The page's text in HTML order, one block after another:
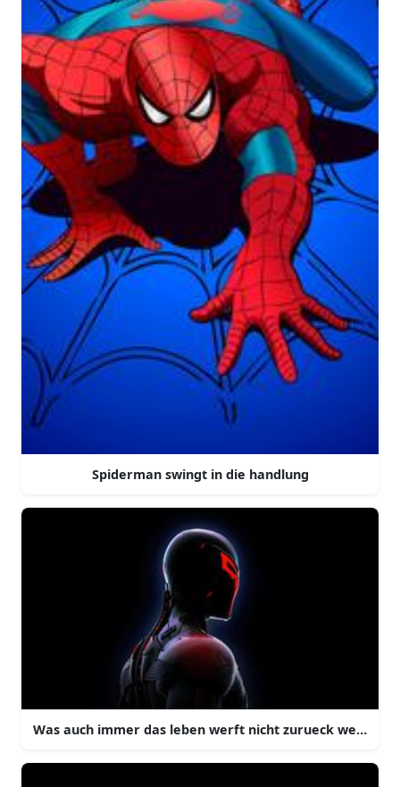
Spiderman swingt in die handlung
Was auch immer das leben werft nicht zurueck weichen